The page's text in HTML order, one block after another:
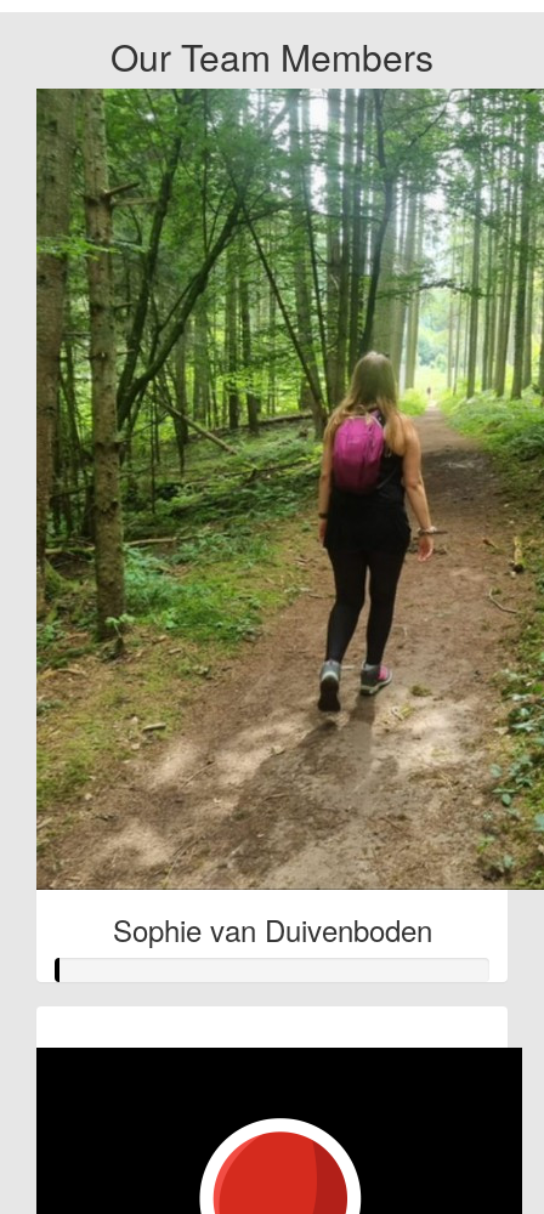
Our Team Members
Sophie van Duivenboden